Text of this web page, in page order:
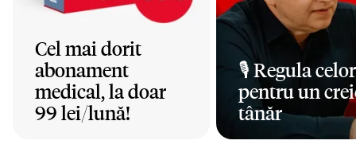
Cel mai dorit
abonament
medical, la doar
99 lei/lună!
🎙️ Regula
pentru un
tânăr